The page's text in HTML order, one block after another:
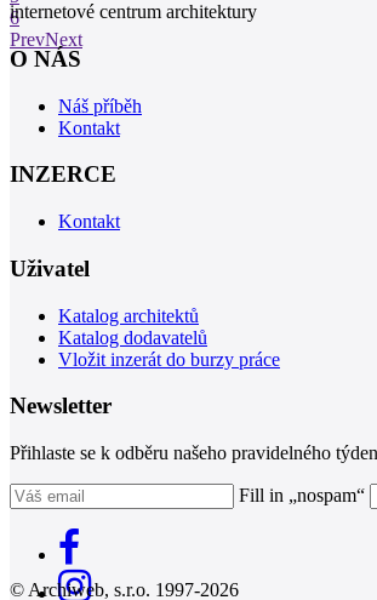
6
PrevNext
internetové centrum architektury
O NÁS
Náš příběh
Kontakt
INZERCE
Kontakt
Uživatel
Katalog architektů
Katalog dodavatelů
Vložit inzerát do burzy práce
Newsletter
Přihlaste se k odběru našeho pravidelného
Fill in „nospam“
© Archiweb, s.r.o. 1997-2026